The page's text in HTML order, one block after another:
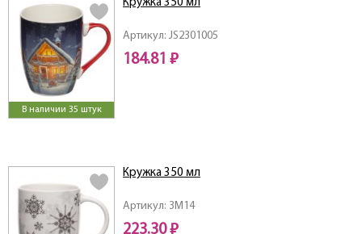
В наличии 35 штук
Артикул: JS2301005
Кружка 350 мл
184.81 ₽
Артикул: 3M14
Кружка 350 мл
223.30 ₽